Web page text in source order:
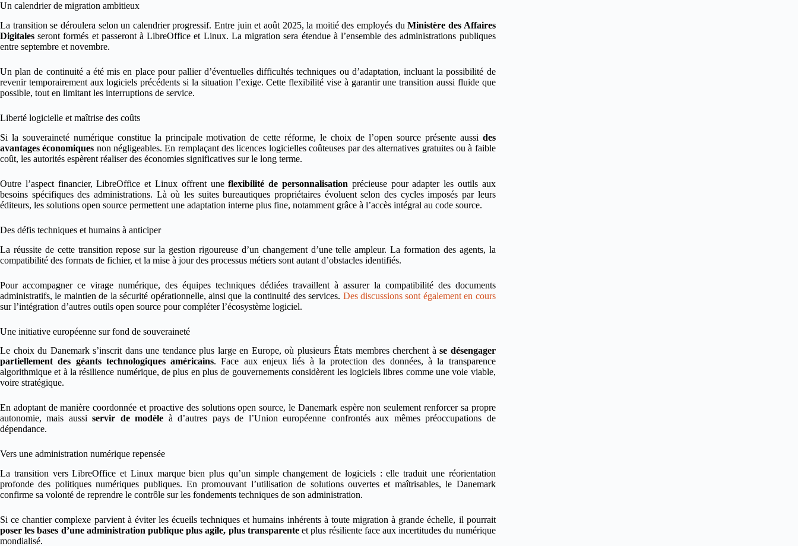
Un calendrier de migration ambitieux
La transition se déroulera selon un calendrier progressif. Entre juin et août 2025, la moitié des employés duMinistère des Affaires
Digitales seront formés et passeront à LibreOffice et Linux. La migration sera étendue à l’ensemble des administrations publiques
entre septembre et novembre.
Un plan de continuité a été mis en place pour pallier d’éventuelles difficultés techniques ou d’adaptation, incluant la possibilité de
revenir temporairement aux logiciels précédents si la situation l’exige. Cette flexibilité vise à garantir une transition aussi fluide que
possible, tout en limitant les interruptions de service.
Liberté logicielle et maîtrise des coûts
Si la souveraineté numérique constitue la principale motivation de cette réforme, le choix de l’open source présente aussi des
avantages économiques non négligeables. En remplaçant des licences logicielles coûteuses par des alternatives gratuites ou à faible
coût, les autorités espèrent réaliser des économies significatives sur le long terme.
Outre l’aspect financier, LibreOffice et Linux offrent uneflexibilité de personnalisation précieuse pour adapter les outils aux
besoins spécifiques des administrations. Là où les suites bureautiques propriétaires évoluent selon des cycles imposés par leurs
éditeurs, les solutions open source permettent une adaptation interne plus fine, notamment grâce à l’accès intégral au code source.
Des défis techniques et humains à anticiper
La réussite de cette transition repose sur la gestion rigoureuse d’un changement d’une telle ampleur. La formation des agents, la
compatibilité des formats de fichier, et la mise à jour des processus métiers sont autant d’obstacles identifiés.
Pour accompagner ce virage numérique, des équipes techniques dédiées travaillent à assurer la compatibilité des documents
administratifs, le maintien de la sécurité opérationnelle, ainsi que la continuité des services. Des discussions sont également en cours
sur l’intégration d’autres outils open source pour compléter l’écosystème logiciel.
Une initiative européenne sur fond de souveraineté
Le choix du Danemark s’inscrit dans une tendance plus large en Europe, où plusieurs États membres cherchent àse désengager
partiellement des géants technologiques américains. Face aux enjeux liés à la protection des données, à la transparence
algorithmique et à la résilience numérique, de plus en plus de gouvernements considèrent les logiciels libres comme une voie viable,
voire stratégique.
En adoptant de manière coordonnée et proactive des solutions open source, le Danemark espère non seulement renforcer sa propre
autonomie, mais aussiservir de modèle à d’autres pays de l’Union européenne confrontés aux mêmes préoccupations de
dépendance.
Vers une administration numérique repensée
La transition vers LibreOffice et Linux marque bien plus qu’un simple changement de logiciels : elle traduit une réorientation
profonde des politiques numériques publiques. En promouvant l’utilisation de solutions ouvertes et maîtrisables, le Danemark
confirme sa volonté de reprendre le contrôle sur les fondements techniques de son administration.
Si ce chantier complexe parvient à éviter les écueils techniques et humains inhérents à toute migration à grande échelle, il pourrait
poser les bases d’une administration publique plus agile, plus transparenteet plus résiliente face aux incertitudes du numérique
mondialisé.